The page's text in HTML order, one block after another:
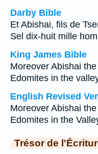
Darby Bible
Et Abishai, fils de
Sel dix-huit mille
King James Bible
Moreover Abishai
Edomites in the
English Revised
Moreover Abishai
Edomites in the
Trésor de